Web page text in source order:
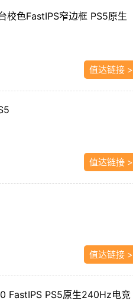
色FastIPS窄边框 PS5原生
值达链接 >
值达链接 >
值达链接 >
FastIPS PS5原生240Hz电竞